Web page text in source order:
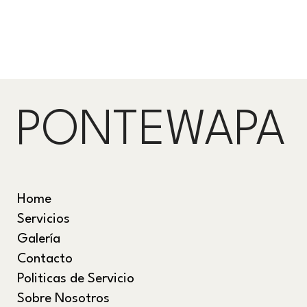
PONTEWAPA
Home
Servicios
Galería
Contacto
Politicas de Servicio
Sobre Nosotros